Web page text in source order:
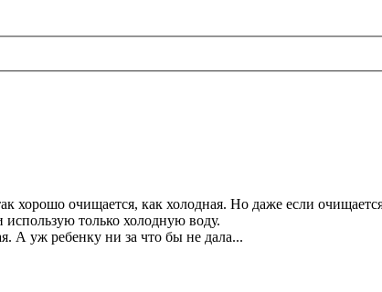
хорошо очищается, как холодная. Но даже если
только холодную воду.
А уж ребенку ни за что бы не дала...